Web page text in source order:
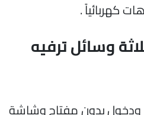
وسائل ترفيه
ودخول بدون مفتاح وشاشة